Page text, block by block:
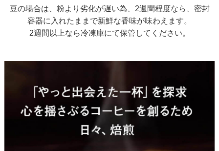
豆の場合は、粉より劣化が遅い為、2週間程度なら、密封
容器に入れたままで新鮮な香味が味わえます。
2週間以上なら冷凍庫にて保管してください。